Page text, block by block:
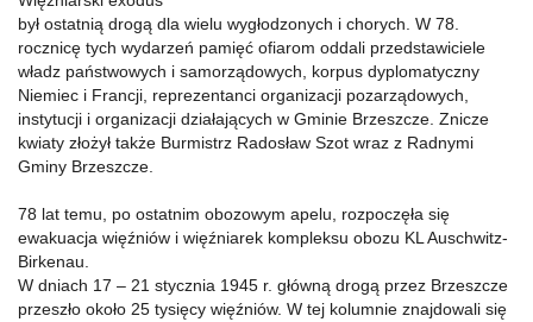
był ostatnią drogą dla wielu wygłodzonych i chorych. W 78.
rocznicę tych wydarzeń pamięć ofiarom oddali przedstawiciele
władz państwowych i samorządowych, korpus dyplomatyczny
Niemiec i Francji, reprezentanci organizacji pozarządowych,
instytucji i organizacji działających w Gminie Brzeszcze. Znicze
kwiaty złożył także Burmistrz Radosław Szot wraz z Radnymi
Gminy Brzeszcze.
78 lat temu, po ostatnim obozowym apelu, rozpoczęła się
ewakuacja więźniów i więźniarek kompleksu obozu KL Auschwitz-
Birkenau.
W dniach 17 – 21 stycznia 1945 r. główną drogą przez Brzeszcze
przeszło około 25 tysięcy więźniów. W tej kolumnie znajdowali się